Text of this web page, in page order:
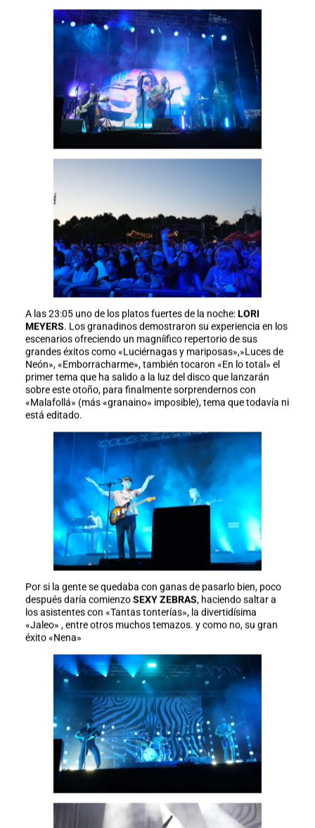
A las 23:05 uno de los platos fuertes de la noche: LORI
MEYERS. Los granadinos demostraron su experiencia en los
escenarios ofreciendo un magníifico repertorio de sus
grandes éxitos como «Luciérnagas y mariposas»,»Luces de
Neón», «Emborracharme», también tocaron «En lo total» el
primer tema que ha salido a la luz del disco que lanzarán
sobre este otoño, para finalmente sorprendernos con
«Malafollá» (más «granaino» imposible), tema que todavía ni
está editado.
Por si la gente se quedaba con ganas de pasarlo bien, poco
después daría comienzoSEXY ZEBRAS, haciendo saltar a
los asistentes con «Tantas tonterías», la divertidísima
«Jaleo» , entre otros muchos temazos. y como no, su gran
éxito «Nena»